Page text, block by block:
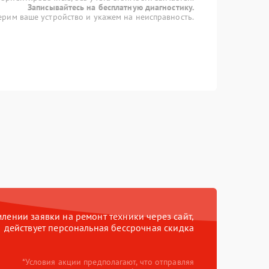
Записывайтесь на бесплатную диагностику.
ваше устройство и укажем на неисправность.
заявки на ремонт техники через сайт,
действует персональная бессрочная скидка
*Условия акции предполагают, что отправляя